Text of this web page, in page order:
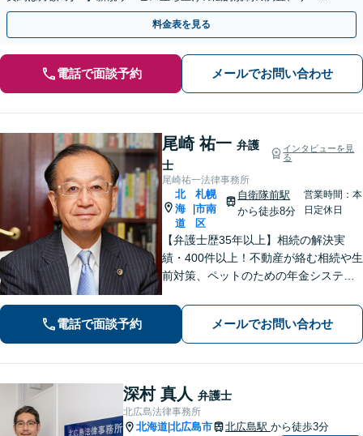
ルチェックも対応。【初回相談無料】
料金表を見る
電話で面談予約 メールでお問い合わせ
尾崎 祐一 弁護
士
インタビューを見
る
尾崎祐一法律事務所
北
海
道
札幌
市南
区
自衛隊前駅
から徒歩8分
営業時間：本
日定休日
【弁護士歴35年以上】相続の解決実
績・400件以上！不動産が絡む相続や生
前対策、ペットのための年金システム
金・刑事事件・不動産トラブルなど幅
広く対応。依頼者の背景に潜む原因を
しっかり把握することを心がけていま
す。
電話で面談予約 メールでお問い合わせ
深村 真人 弁護士
北広島法律事務所
北海道 北広島市 北広島駅 から徒歩3分